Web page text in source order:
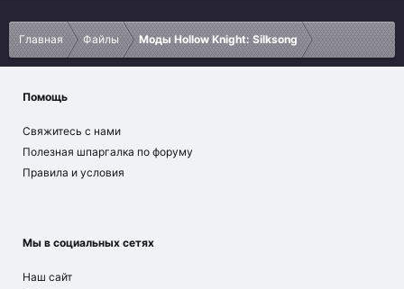
Главная Файлы Моды Hollow Knight: Silksong
Помощь
Свяжитесь с нами
Полезная шпаргалка по форуму
Правила и условия
Мы в социальных сетях
Наш сайт